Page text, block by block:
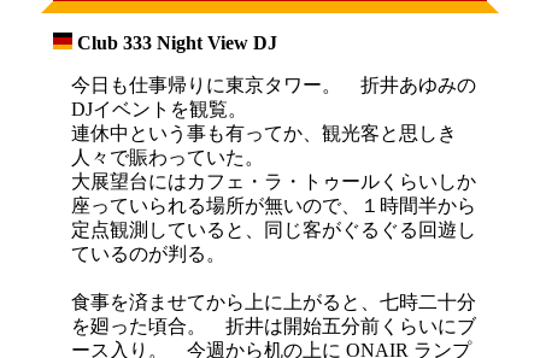
Club 333 Night View DJ
今日も仕事帰りに東京タワー。 折井あゆみの
DJイベントを観覧。
連休中という事も有ってか、観光客と思しき
人々で賑わっていた。
大展望台にはカフェ・ラ・トゥールくらいしか
座っていられる場所が無いので、１時間半から
定点観測していると、同じ客がぐるぐる回遊し
ているのが判る。
食事を済ませてから上に上がると、七時二十分
を廻った頃合。 折井は開始五分前くらいにブ
ース入り。 今週から机の上に ONAIR ランプ